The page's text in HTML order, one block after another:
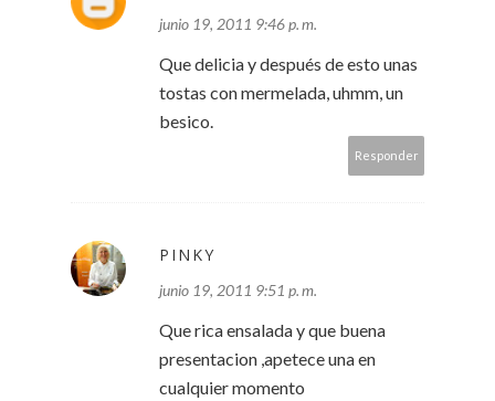
junio 19, 2011 9:46 p. m.
Que delicia y después de esto unas
tostas con mermelada, uhmm, un
besico.
Responder
PINKY
junio 19, 2011 9:51 p. m.
Que rica ensalada y que buena
presentacion ,apetece una en
cualquier momento